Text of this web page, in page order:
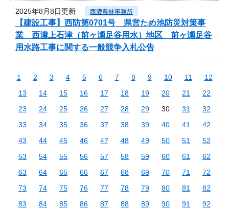
2025年8月8日更新 西濃農林事務所
【建設工事】西防第0701号 県営ため池防災対策事
業 西濃上石津（前ヶ瀬足谷用水）地区 前ヶ瀬足谷
用水路工事に関する一般競争入札公告
1 2 3 4 5 6 7 8 9 10 11
12
13
14 15 16 17 18 19 20 21
22
23
24 25 26 27 28 29 30 31
32
33
34 35 36 37 38 39 40 41
42
43
44 45 46 47 48 49 50 51
52
53
54 55 56 57 58 59 60 61
62
63
64 65 66 67 68 69 70 71
72
73
74 75 76 77 78 79 80 81
82
83
84 85 86 87 88 89 90 91
92